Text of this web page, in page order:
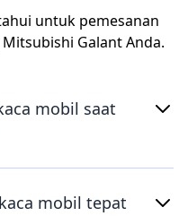
untuk pemesanan
Galant Anda.
mobil saat
mobil tepat